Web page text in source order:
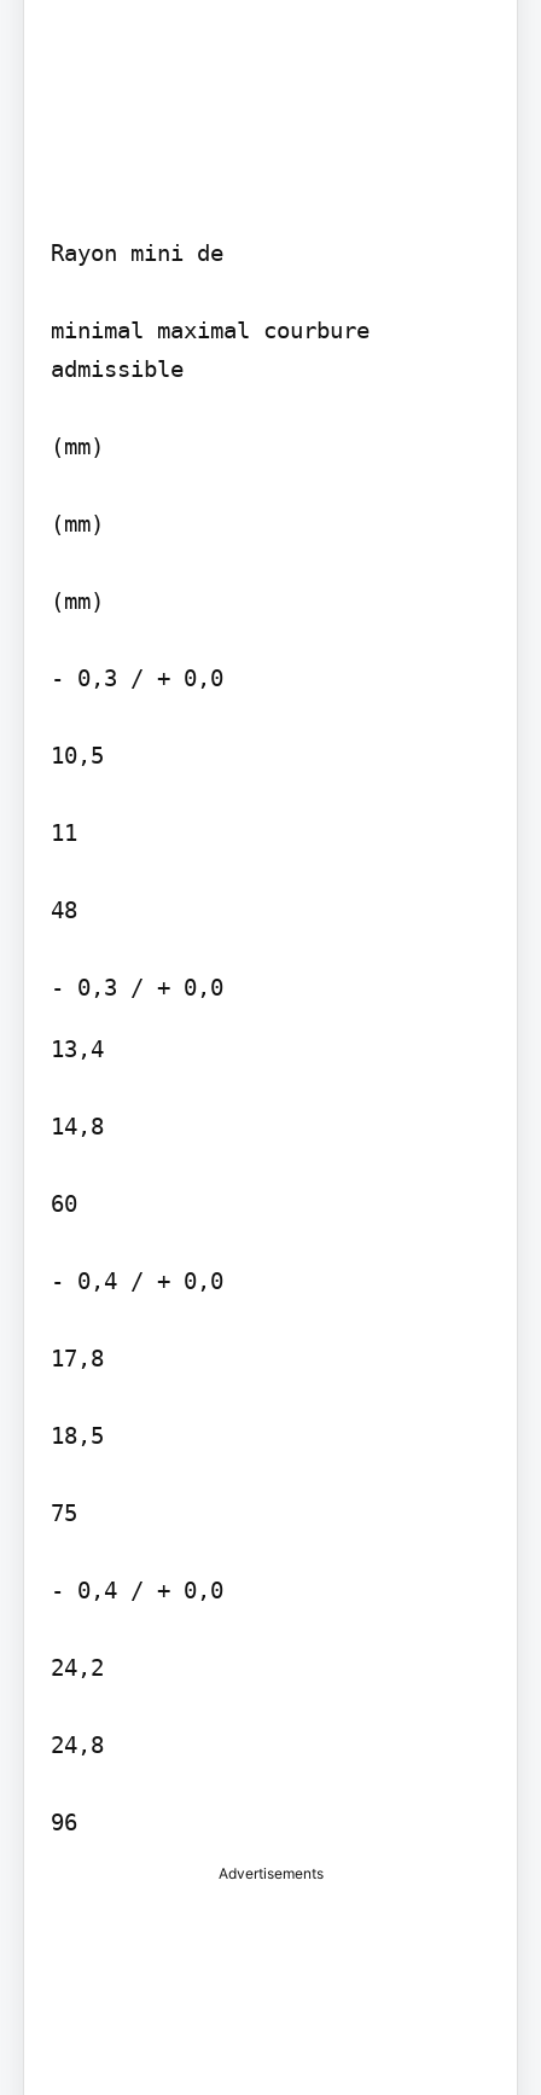
Rayon mini de
minimal maximal courbure
admissible
(mm)
(mm)
(mm)
- 0,3 / + 0,0
10,5
11
48
- 0,3 / + 0,0
13,4
14,8
60
- 0,4 / + 0,0
17,8
18,5
75
- 0,4 / + 0,0
24,2
24,8
96
Advertisements